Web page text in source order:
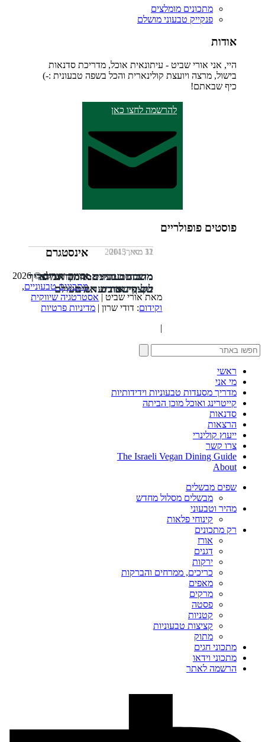
מתכונים מומלצים
פנקייק טבעוני מושלם
אודות
היי, אני אורי שביט - עיתונאית אוכל, מדריכת סדנאות
בישול, מרצה ויועצת קולינארית והכל בשפה טבעונית :-)
כיף שבאתם!
להרשמה לחצו כאן
פוסטים פופולריים
11 מאי, 2013
מתכונים זריזים: המבורגר פריך
של קינואה ועדשים
12 ינואר, 2014
משתה טבעוני: אותה אדורה
בשינוי אדרת
31 מאי, 2015
מרנג טבעוני: המדריך המלא
לקצף שכובש את העולם
אינסטגרם
זכויות יוצרים © 2026
מתכונים טבעוניים,
מאת אורי שביט | אסטרטגיה שיווקית
וקידום: דודי שרון | מדיניות פרטיות
|
ראשי
מי אני
מדריך מסעדות טבעוניות וידידותיות
קייטרינג ואוכל מוכן הביתה
סדנאות
הרצאות
ייעוץ קולינרי
צרו קשר
The Israeli Vegan Dining Guide
About
שפים מבשלים
מבשלים מסלול מחדש
מהיר וטבעוני
קינוחי פלאות
רק מתכונים
אורז
דגנים
ירקות
כריכים, ממרחים והברקות
מאפים
מרקים
פסטה
קטניות
קציצות טבעוניות
מתוק
מתכוני חגים
מתכוני וידאו
הרשמה לאתר